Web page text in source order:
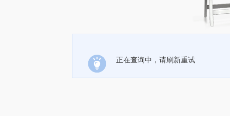
正在查询中，请刷新重试